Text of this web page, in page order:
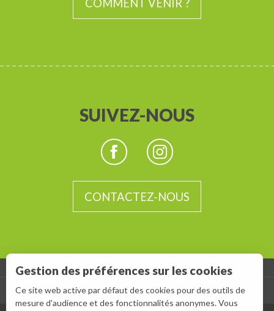
COMMENT VENIR ?
SUIVEZ-NOUS
CONTACTEZ-NOUS
ESPACE GROUPES - ESPACE PRESSE
Gestion des préférences sur les cookies
Ce site web active par défaut des cookies pour des outils de
mesure d'audience et des fonctionnalités anonymes. Vous